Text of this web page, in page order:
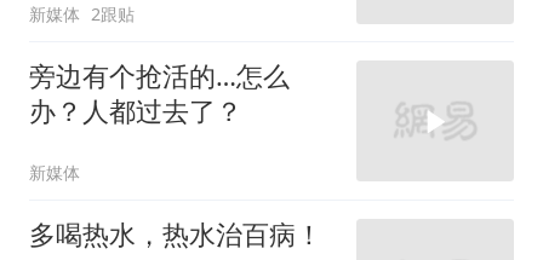
新媒体 2跟贴
旁边有个抢活的…怎么
办？人都过去了？
新媒体
多喝热水，热水治百病！